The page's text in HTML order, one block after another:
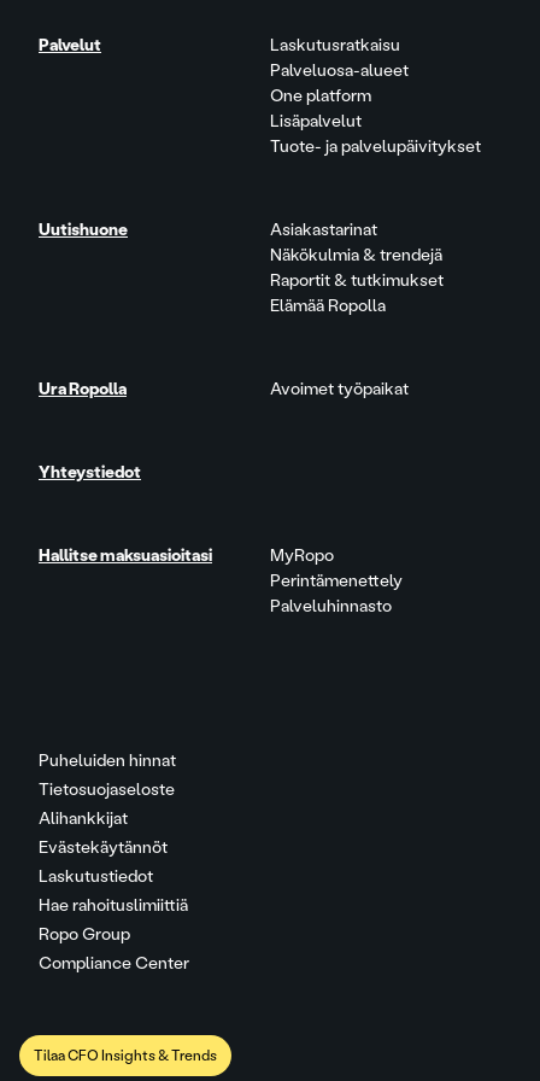
Puheluiden hinnat
Tietosuojaseloste
Alihankkijat
Evästekäytännöt
Laskutustiedot
Hae rahoituslimiittiä
Ropo Group
Compliance Center
Palvelut
Laskutusratkaisu
Palveluosa-alueet
One platform
Lisäpalvelut
Tuote- ja palvelupäivitykset
Uutishuone
Asiakastarinat
Näkökulmia & trendejä
Raportit & tutkimukset
Elämää Ropolla
Ura Ropolla Avoimet työpaikat
Yhteystiedot
Hallitse maksuasioitasi
MyRopo
Perintämenettely
Palveluhinnasto
Tilaa CFO Insights & Trends